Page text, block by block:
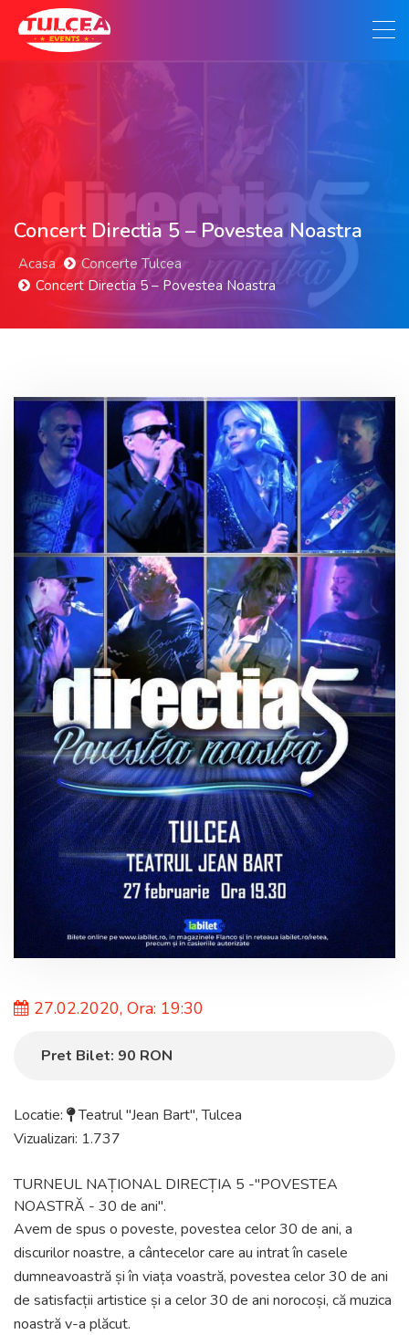
Concert Directia 5 – Povestea Noastra
Acasa
Concerte Tulcea
Concert Directia 5 – Povestea Noastra
27.02.2020, Ora: 19:30
Pret Bilet: 90 RON
Locatie: Teatrul "Jean Bart",Tulcea
Vizualizari: 1.737
TURNEUL NAȚIONAL DIRECȚIA 5 -"POVESTEA
NOASTRĂ - 30 de ani".
Avem de spus o poveste, povestea celor 30 de ani, a
discurilor noastre, a cântecelor care au intrat în casele
dumneavoastră și în viața voastră, povestea celor 30 de ani
de satisfacții artistice și a celor 30 de ani norocoși, că muzica
noastră v-a plăcut.